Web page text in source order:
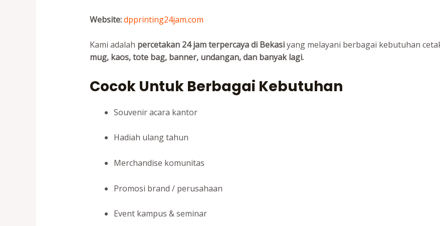
Website:dpprinting24jam.com
Kami adalah percetakan 24 jam terpercaya di Bekasiyang melayani berbagai kebutuhan
mug, kaos, tote bag, banner, undangan, dan banyak lagi.
Cocok Untuk Berbagai Kebutuhan
Souvenir acara kantor
Hadiah ulang tahun
Merchandise komunitas
Promosi brand / perusahaan
Event kampus & seminar